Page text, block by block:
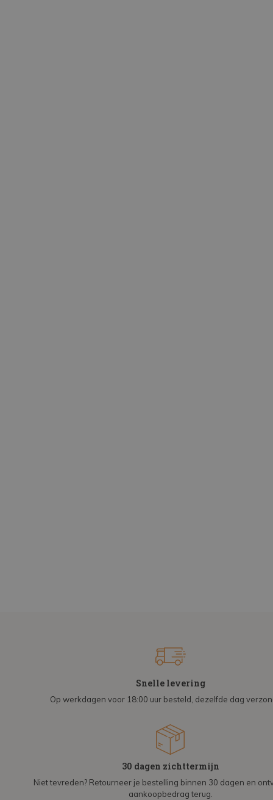
Snelle levering
Op werkdagen voor 18:00 uur besteld, dezelfde dag
30 dagen zichttermijn
Niet tevreden? Retourneer je bestelling binnen 30 dagen en
aankoopbedrag terug.